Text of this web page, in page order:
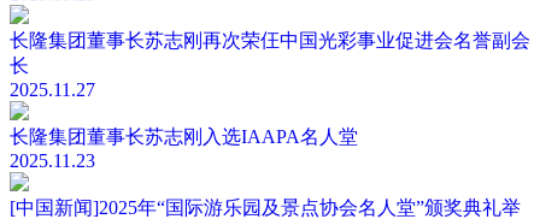
长隆集团董事长苏志刚再次荣仼中国光彩事业促进会名誉副会
长
2025.11.27
长隆集团董事长苏志刚入选IAAPA名人堂
2025.11.23
[中国新闻]2025年“国际游乐园及景点协会名人堂”颁奖典礼举